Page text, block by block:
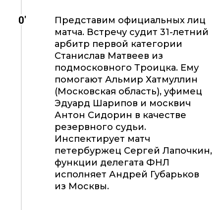
0'
Представим официальных лиц
матча. Встречу судит 31-летний
арбитр первой категории
Станислав Матвеев из
подмосковного Троицка. Ему
помогают Альмир Хатмуллин
(Московская область), уфимец
Эдуард Шарипов и москвич
Антон Сидорин в качестве
резервного судьи.
Инспектирует матч
петербуржец Сергей Лапочкин,
функции делегата ФНЛ
исполняет Андрей Губарьков
из Москвы.